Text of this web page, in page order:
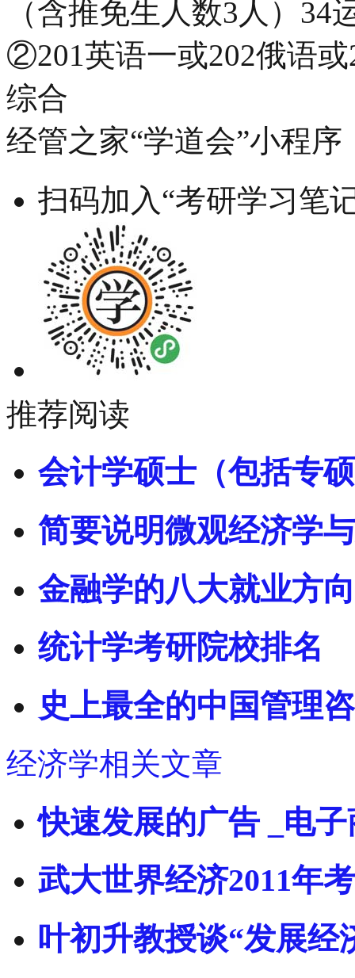
（含推免生人数3人）
②201英语一或202俄语
综合
经管之家“学道会”小程序
扫码加入“考研学习笔
推荐阅读
会计学硕士（包括专
简要说明微观经济学
金融学的八大就业方
统计学考研院校排名
史上最全的中国管理
经济学相关文章
快速发展的广告 _电
武大世界经济2011年
叶初升教授谈“发展经